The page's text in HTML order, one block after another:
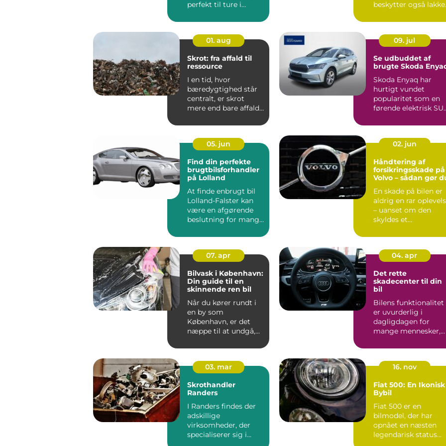
perfekt til ture i
beskytter også
01. aug
Skrot: fra affald til
ressource
I en tid, hvor
bæredygtighed står
centralt, er skrot
mere end bare affald.
09. jul
Se udbuddet af
brugte Skoda
Skoda Enyaq har
hurtigt vundet
popularitet som en
førende elektrisk
avanc...
05. jun
Find din perfekte
brugtbilsforhandler
på Lolland
At finde enbrugt bil
Lolland-Falster kan
være en afgørende
beslutning for mange
02. jun
Håndtering af
forsikringsskade på
Volvo – sådan gør
En skade på bilen er
aldrig en rar
– uanset om den
skyldes et
07. apr
Bilvask i København:
Din guide til en
skinnende ren bil
Når du kører rundt i
en by som
København, er det
næppe til at undgå,...
04. apr
Det rette
skadecenter til din
bil
Bilens funktionalitet
er uvurderlig i
dagligdagen for
mange mennesker,
pendlin...
03. mar
Skrothandler
Randers
I Randers findes der
adskillige
virksomheder, der
specialiserer sig i
16. nov
Fiat 500: En Ikonisk
Bybil
Fiat 500 er en
bilmodel, der har
opnået en næsten
legendarisk status